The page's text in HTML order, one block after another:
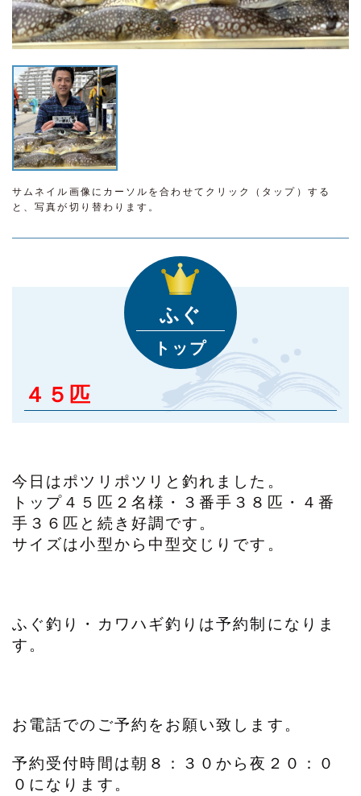
サムネイル画像にカーソルを合わせてクリック（タップ）する
と、写真が切り替わります。
ふぐ
トップ
４５匹
今日はポツリポツリと釣れました。
トップ４５匹２名様・３番手３８匹・４番
手３６匹と続き好調です。
サイズは小型から中型交じりです。
ふぐ釣り・カワハギ釣りは予約制になりま
す。
お電話でのご予約をお願い致します。
予約受付時間は朝８：３０から夜２０：０
０になります。